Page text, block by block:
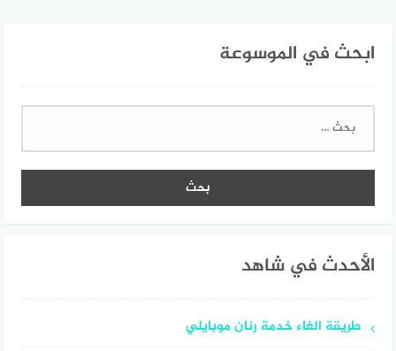
ابحث في الموسوعة
البحث
الأحدث في شاهد
طريقة الغاء خدمة رنان موبايلي